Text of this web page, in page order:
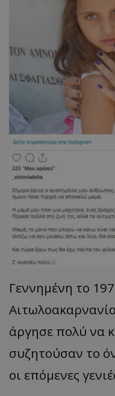
Γεννημένη το
Αιτωλοακαρνανί
άργησε πολύ να
συζητούσαν το
οι επόμενες